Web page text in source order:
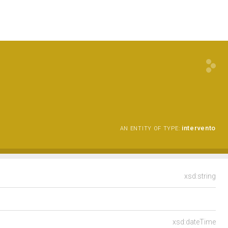
AN ENTITY OF TYPE: intervento
xsd:string
xsd:dateTime